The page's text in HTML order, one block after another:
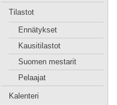
Tilastot
Ennätykset
Kausitilastot
Suomen mestarit
Pelaajat
Kalenteri